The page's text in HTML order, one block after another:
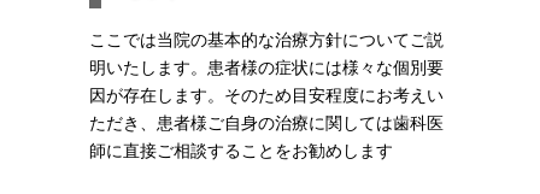
ここでは当院の基本的な治療方針についてご説
明いたします。患者様の症状には様々な個別要
因が存在します。そのため目安程度にお考えい
ただき
、患者様ご自身の治療に関しては歯科医
師に直接ご相談することをお勧めします